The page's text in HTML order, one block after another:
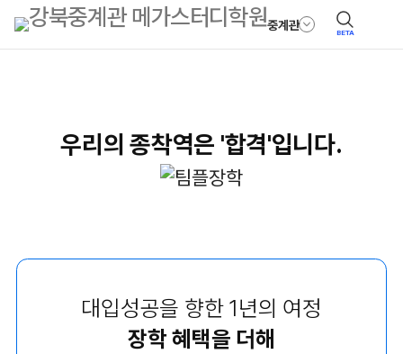
중계관 BETA
우리의 종착역은 '합격'입니다.
대입성공을 향한 1년의 여정
장학 혜택을 더해